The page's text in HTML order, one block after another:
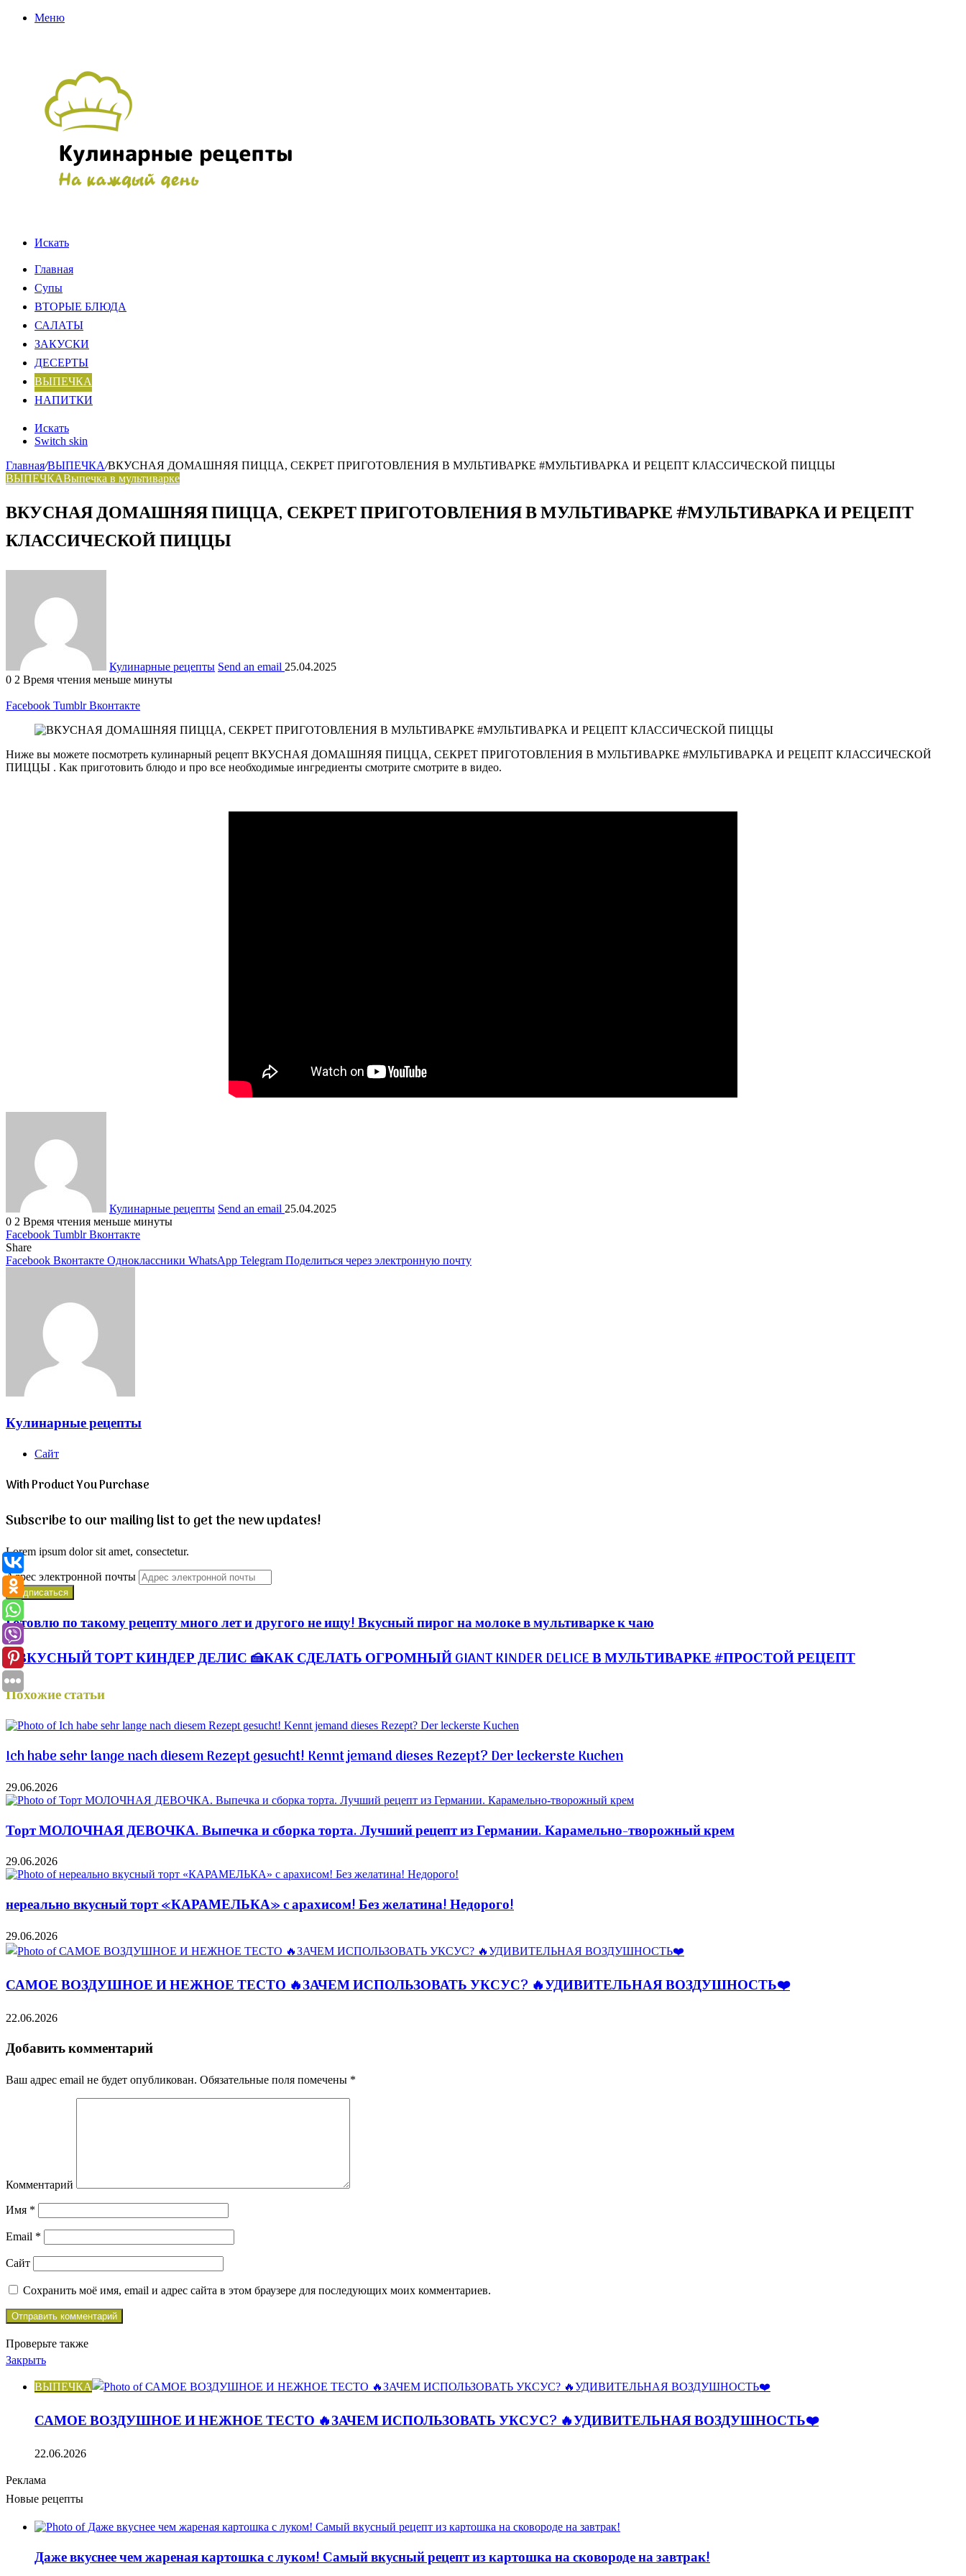
Меню
Искать
Главная
Супы
ВТОРЫЕ БЛЮДА
САЛАТЫ
ЗАКУСКИ
ДЕСЕРТЫ
ВЫПЕЧКА
НАПИТКИ
Искать
Switch skin
Главная/ВЫПЕЧКА/ВКУСНАЯ ДОМАШНЯЯ ПИЦЦА, СЕКРЕТ ПРИГОТОВЛЕНИЯ В МУЛЬТИВАРКЕ #МУЛЬТИВАРКА И РЕЦЕПТ КЛАССИЧЕСКОЙ ПИЦЦЫ
ВЫПЕЧКАВыпечка в мультиварке
ВКУСНАЯ ДОМАШНЯЯ ПИЦЦА, СЕКРЕТ ПРИГОТОВЛЕНИЯ В МУЛЬТИВАРКЕ #МУЛЬТИВАРКА И РЕЦЕПТ
КЛАССИЧЕСКОЙ ПИЦЦЫ
Кулинарные рецепты Send an email 25.04.2025
0 2 Время чтения меньше минуты
Facebook Tumblr Вконтакте
Ниже вы можете посмотреть кулинарный рецепт ВКУСНАЯ ДОМАШНЯЯ ПИЦЦА, СЕКРЕТ ПРИГОТОВЛЕНИЯ В МУЛЬТИВАРКЕ #МУЛЬТИВАРКА И РЕЦЕПТ КЛАССИЧЕСКОЙ
ПИЦЦЫ . Как приготовить блюдо и про все необходимые ингредиенты смотрите смотрите в видео.
Кулинарные рецепты Send an email 25.04.2025
0 2 Время чтения меньше минуты
Facebook Tumblr Вконтакте
Share
Facebook Вконтакте Одноклассники WhatsApp Telegram Поделиться через электронную почту
Кулинарные рецепты
Сайт
With Product You Purchase
Subscribe to our mailing list to get the new updates!
Lorem ipsum dolor sit amet, consectetur.
Адрес электронной почты
Готовлю по такому рецепту много лет и другого не ищу! Вкусный пирог на молоке в мультиварке к чаю
♨️ВКУСНЫЙ ТОРТ КИНДЕР ДЕЛИС 🍰КАК СДЕЛАТЬ ОГРОМНЫЙ GIANT KINDER DELICE В МУЛЬТИВАРКЕ #ПРОСТОЙ РЕЦЕПТ
Похожие статьи
Ich habe sehr lange nach diesem Rezept gesucht! Kennt jemand dieses Rezept? Der leckerste Kuchen
29.06.2026
Торт МОЛОЧНАЯ ДЕВОЧКА. Выпечка и сборка торта. Лучший рецепт из Германии. Карамельно-творожный крем
29.06.2026
нереально вкусный торт «КАРАМЕЛЬКА» с арахисом! Без желатина! Недорого!
29.06.2026
САМОЕ ВОЗДУШНОЕ И НЕЖНОЕ ТЕСТО 🔥ЗАЧЕМ ИСПОЛЬЗОВАТЬ УКСУС? 🔥УДИВИТЕЛЬНАЯ ВОЗДУШНОСТЬ❤️
22.06.2026
Добавить комментарий
Ваш адрес email не будет опубликован. Обязательные поля помечены *
Комментарий
Имя *
Email *
Сайт
Сохранить моё имя, email и адрес сайта в этом браузере для последующих моих комментариев.
Проверьте также
Закрыть
ВЫПЕЧКА
САМОЕ ВОЗДУШНОЕ И НЕЖНОЕ ТЕСТО 🔥ЗАЧЕМ ИСПОЛЬЗОВАТЬ УКСУС? 🔥УДИВИТЕЛЬНАЯ ВОЗДУШНОСТЬ❤️
22.06.2026
Реклама
Новые рецепты
Даже вкуснее чем жареная картошка с луком! Самый вкусный рецепт из картошка на сковороде на завтрак!